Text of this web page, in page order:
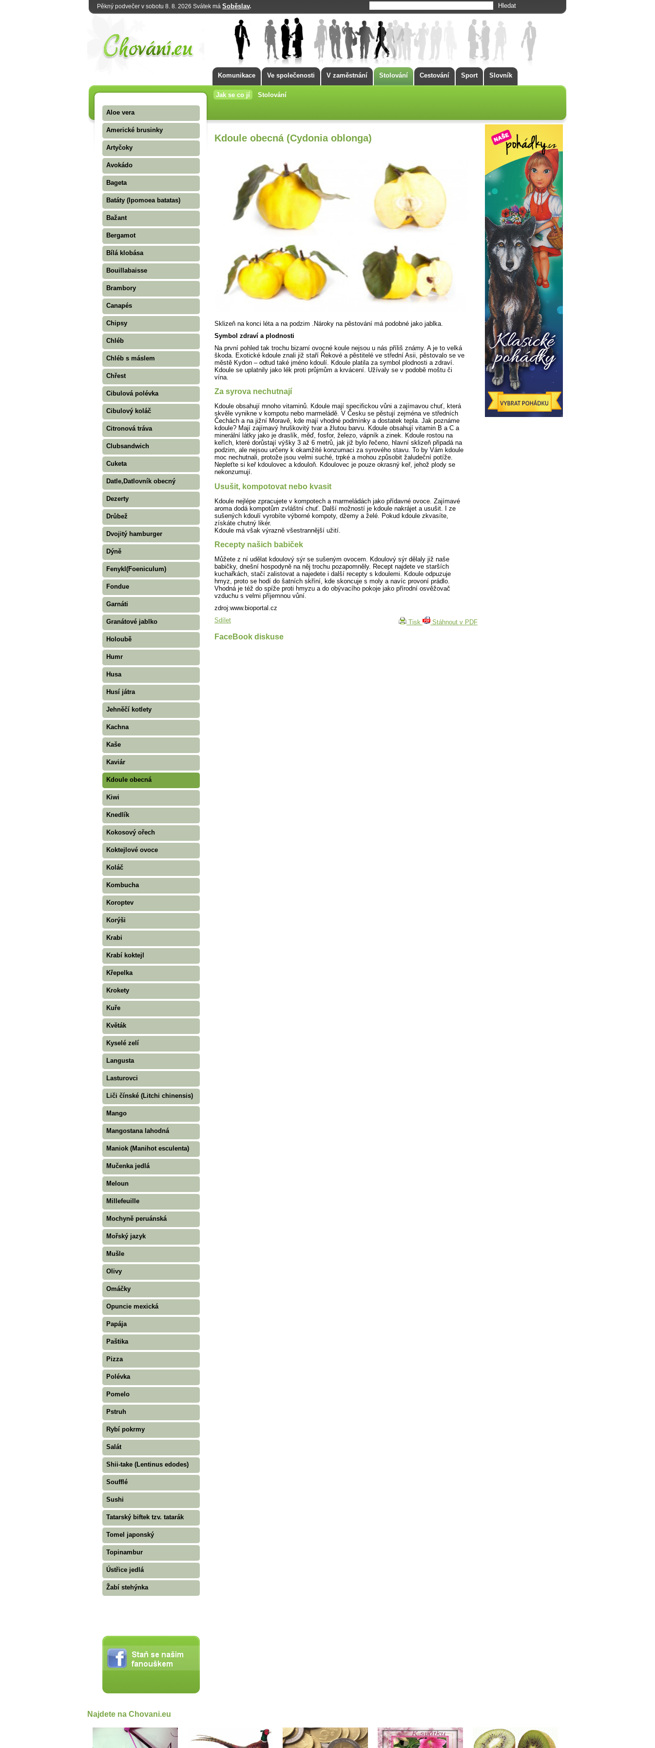
Pěkný podvečer v sobotu 8. 8. 2026 Svátek má Soběslav.
Komunikace Ve společenosti V zaměstnání Stolování Cestování Sport Slovník
Jak se co jí Stolování
Aloe vera
Americké brusinky
Artyčoky
Avokádo
Bageta
Batáty (Ipomoea batatas)
Bažant
Bergamot
Bílá klobása
Bouillabaisse
Brambory
Canapés
Chipsy
Chléb
Chléb s máslem
Chřest
Cibulová polévka
Cibulový koláč
Citronová tráva
Clubsandwich
Cuketa
Datle,Datlovník obecný
Dezerty
Drůbež
Dvojitý hamburger
Dýně
Fenykl(Foeniculum)
Fondue
Garnáti
Granátové jablko
Holoubě
Humr
Husa
Husí játra
Jehněčí kotlety
Kachna
Kaše
Kaviár
Kdoule obecná
Kiwi
Knedlík
Kokosový ořech
Koktejlové ovoce
Koláč
Kombucha
Koroptev
Korýši
Krabi
Krabí koktejl
Křepelka
Krokety
Kuře
Květák
Kyselé zelí
Langusta
Lasturovci
Liči čínské (Litchi chinensis)
Mango
Mangostana lahodná
Maniok (Manihot esculenta)
Mučenka jedlá
Meloun
Millefeuille
Mochyně peruánská
Mořský jazyk
Mušle
Olivy
Omáčky
Opuncie mexická
Papája
Paštika
Pizza
Polévka
Pomelo
Pstruh
Rybí pokrmy
Salát
Shii-take (Lentinus edodes)
Soufflé
Sushi
Tatarský biftek tzv. tatarák
Tomel japonský
Topinambur
Ústřice jedlá
Žabí stehýnka
Kdoule obecná (Cydonia oblonga)
Sklizeň na konci léta a na podzim .Nároky na pěstování má podobné jako jablka.
Symbol zdraví a plodnosti
Na první pohled tak trochu bizarní ovocné koule nejsou u nás příliš známy. A je to velká
škoda. Exotické kdoule znali již staří Řekové a pěstitelé ve střední Asii, pěstovalo se ve
městě Kydon – odtud také jméno kdoulí. Kdoule platila za symbol plodnosti a zdraví.
Kdoule se uplatnily jako lék proti průjmům a krvácení. Užívaly se v podobě moštu či
vína.
Za syrova nechutnají
Kdoule obsahují mnoho vitaminů. Kdoule mají specifickou vůni a zajímavou chuť, která
skvěle vynikne v kompotu nebo marmeládě. V Česku se pěstují zejména ve středních
Čechách a na jižní Moravě, kde mají vhodné podmínky a dostatek tepla. Jak poznáme
kdoule? Mají zajímavý hruškovitý tvar a žlutou barvu. Kdoule obsahují vitamin B a C a
minerální látky jako je draslík, měď, fosfor, železo, vápník a zinek. Kdoule rostou na
keřích, které dorůstají výšky 3 až 6 metrů, jak již bylo řečeno, hlavní sklizeň připadá na
podzim, ale nejsou určeny k okamžité konzumaci za syrového stavu. To by Vám kdoule
moc nechutnali, protože jsou velmi suché, trpké a mohou způsobit žaludeční potíže.
Nepleťte si keř kdoulovec a kdouloň. Kdoulovec je pouze okrasný keř, jehož plody se
nekonzumují.
Usušit, kompotovat nebo kvasit
Kdoule nejlépe zpracujete v kompotech a marmeládách jako přídavné ovoce. Zajímavé
aroma dodá kompotům zvláštní chuť. Další možností je kdoule nakrájet a usušit. I ze
sušených kdoulí vyrobíte výborné kompoty, džemy a želé. Pokud kdoule zkvasíte,
získáte chutný likér.
Kdoule má však výrazně všestrannější užití.
Recepty našich babiček
Můžete z ní udělat kdoulový sýr se sušeným ovocem. Kdoulový sýr dělaly již naše
babičky, dnešní hospodyně na něj trochu pozapomněly. Recept najdete ve starších
kuchařkách, stačí zalistovat a najedete i další recepty s kdoulemi. Kdoule odpuzuje
hmyz, proto se hodí do šatních skříní, kde skoncuje s moly a navíc provoní prádlo.
Vhodná je též do spíže proti hmyzu a do obývacího pokoje jako přírodní osvěžovač
vzduchu s velmi příjemnou vůní.
zdroj:www.bioportal.cz
Sdílet
Tisk Stáhnout v PDF
FaceBook diskuse
Najdete na Chovani.eu